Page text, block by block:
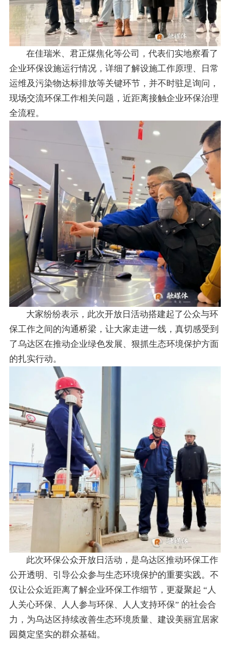
在佳瑞米、君正煤焦化等公司，代表们实地察看了
企业环保设施运行情况，详细了解设施工作原理、日常
运维及污染物达标排放等关键环节，并不时驻足询问，
现场交流环保工作相关问题，近距离接触企业环保治理
全流程。
大家纷纷表示，此次开放日活动搭建起了公众与环
保工作之间的沟通桥梁，让大家走进一线，真切感受到
了乌达区在推动企业绿色发展、狠抓生态环境保护方面
的扎实行动。
此次环保公众开放日活动，是乌达区推动环保工作
公开透明、引导公众参与生态环境保护的重要实践。不
仅让公众近距离了解企业环保工作细节，更凝聚起 “人
人关心环保、人人参与环保、人人支持环保” 的社会合
力，为乌达区持续改善生态环境质量、建设美丽宜居家
园奠定坚实的群众基础。